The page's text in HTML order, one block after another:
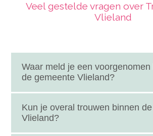
Veel gestelde vragen over
Vlieland
Waar meld je een voorgenomen
de gemeente Vlieland?
De melding van het voorgenomen
bij de gemeente Vlieland. Dit is een
Kun je overal trouwen binnen
Vlieland?